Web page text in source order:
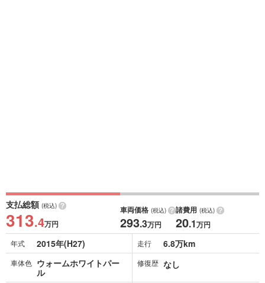
支払総額 (税込)
313.4万円
車両価格 (税込)
293.3万円
諸費用 (税込)
20.1万円
年式 2015年(H27) 走行 6.8万km
車体色 ウォームホワイトパー
ル
修復歴 なし